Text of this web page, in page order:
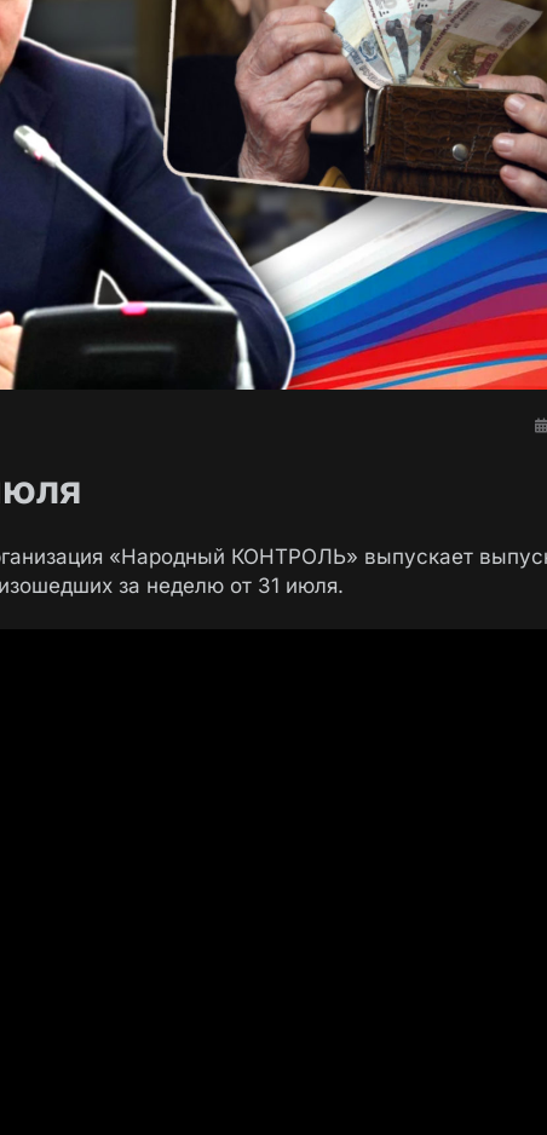
«Народный КОНТРОЛЬ» выпускает
за неделю от 31 июля.